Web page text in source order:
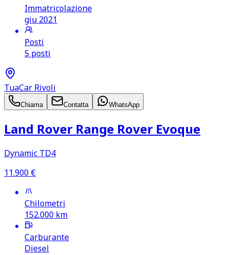
Immatricolazione
giu 2021
Posti
5 posti
TuaCar Rivoli
Chiama Contatta WhatsApp
Land Rover Range Rover Evoque
Dynamic TD4
11.900 €
Chilometri
152.000 km
Carburante
Diesel